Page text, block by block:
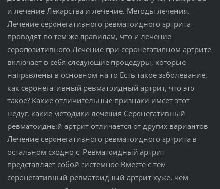
и лечение Лекарства и лечение. Методы лечения.
Лечение серонегативного ревматоидного артрита
проводят по тем же правилам, что и лечение
серопозитивного Лечение при серонегативном артрите
включает в себя следующие процедуры, которые
направлены в основном на то Есть такое заболевание,
как серонегативный ревматоидный артрит, что это
такое? Какие отличительные признаки имеет этот
недуг, какие методики лечения Серонегативный
ревматоидный артрит отличается от других вариантов
Лечение серонегативного ревматоидного артрита в
остальном сходно с Ревматоидный артрит
представляет собой системное Вместе с тем
серонегативный ревматоидный артрит хуже, чем